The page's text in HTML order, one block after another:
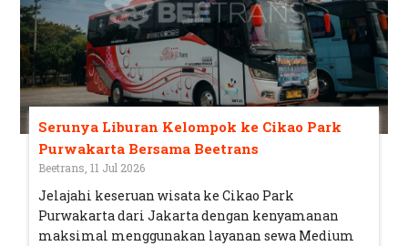
Serunya Liburan Kelompok ke Cikao Park
Purwakarta Bersama Beetrans
Beetrans, 11 Jul 2026
Jelajahi keseruan wisata ke Cikao Park
Purwakarta dari Jakarta dengan kenyamanan
maksimal menggunakan layanan sewa Medium